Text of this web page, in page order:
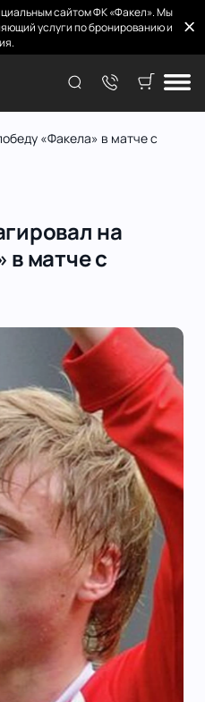
сайтом ФК «Факел». Мы
услуги по бронированию и
«Факела» в матче с
на
в матче с